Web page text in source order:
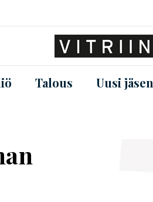
Talous Uusi jäsen